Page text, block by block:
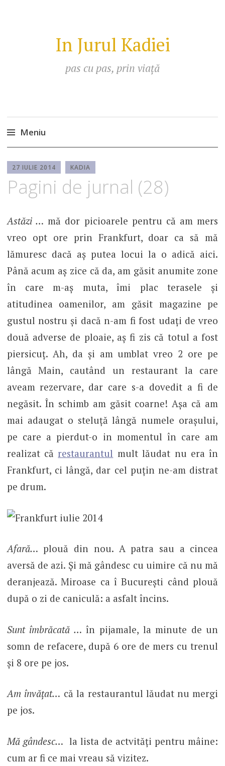
In Jurul Kadiei
pas cu pas, prin viață
Meniu
la
conținut
27 IULIE 2014 KADIA
Pagini de jurnal (28)
Astăzi …mă dor picioarele pentru că am mers
vreo opt ore prin Frankfurt, doar ca să mă
lămuresc dacă aș putea locui la o adică aici.
Până acum aș zice că da, am găsit anumite zone
în care m-aș muta, îmi plac terasele și
atitudinea oamenilor, am găsit magazine pe
gustul nostru și dacă n-am fi fost udați de vreo
două adverse de ploaie, aș fi zis că totul a fost
piersicuț. Ah, da și am umblat vreo 2 ore pe
lângă Main, cautând un restaurant la care
aveam rezervare, dar care s-a dovedit a fi de
negăsit. În schimb am găsit coarne! Așa că am
mai adaugat o steluță lângă numele orașului,
pe care a pierdut-o in momentul în care am
realizat că restaurantul mult lăudat nu era în
Frankfurt, ci lângă, dar cel puțin ne-am distrat
pe drum.
Afară… plouă din nou. A patra sau a cincea
aversă de azi. Și mă gândesc cu uimire că nu mă
deranjează. Miroase ca î București când plouă
după o zi de caniculă: a asfalt încins.
Sunt îmbrăcată …în pijamale, la minute de un
somn de refacere, după 6 ore de mers cu trenul
și 8 ore pe jos.
Am învăţat… că la restaurantul lăudat nu mergi
pe jos.
Mă gândesc… la lista de actvități pentru mâine:
cum ar fi ce mai vreau să vizitez.